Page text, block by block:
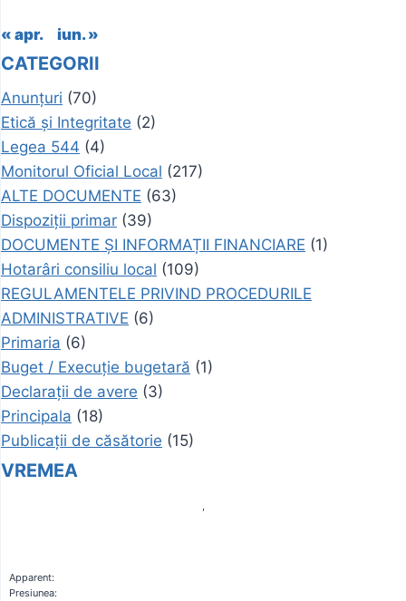
« apr. iun. »
CATEGORII
Anunțuri (70)
Etică și Integritate (2)
Legea 544 (4)
Monitorul Oficial Local (217)
ALTE DOCUMENTE (63)
Dispoziții primar (39)
DOCUMENTE ȘI INFORMAȚII FINANCIARE (1)
Hotarâri consiliu local (109)
REGULAMENTELE PRIVIND PROCEDURILE
ADMINISTRATIVE (6)
Primaria (6)
Buget / Execuție bugetară (1)
Declarații de avere (3)
Principala (18)
Publicații de căsătorie (15)
VREMEA
Apparent:
Presiunea: